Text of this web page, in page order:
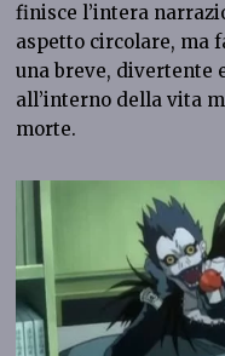
finisce l’intera
aspetto circolare, ma
una breve, divertente
all’interno della vita
morte.